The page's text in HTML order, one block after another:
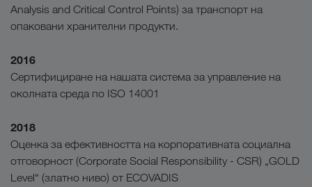
Analysis and Critical Control Points) за транспорт на
опаковани хранителни продукти.
2016
Сертифициране на нашата система за управление на
околната среда по ISO 14001
2018
Оценка за ефективността на корпоративната социална
отговорност (Corporate Social Responsibility - CSR) „GOLD
Level“ (златно ниво) от ECOVADIS